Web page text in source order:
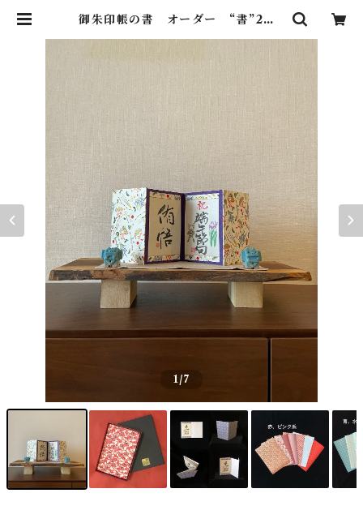
御朱印帳の書 オーダー “書”2面 |
1/7